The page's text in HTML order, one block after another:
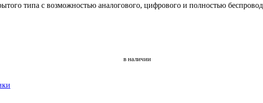
типа с возможностью аналогового, цифрового и полностью
в наличии